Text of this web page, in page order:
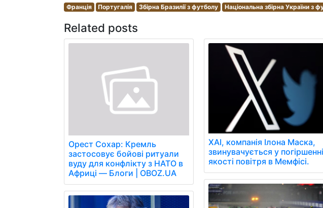
Франція Португалія Збірна Бразилії з футболу Національна збірна України з
Related posts
Орест Сохар: Кремль
застосовує бойові ритуали
вуду для конфлікту з НАТО в
Африці — Блоги | OBOZ.UA
XAI, компанія Ілона Маска,
звинувачується у погіршенні
якості повітря в Мемфісі.